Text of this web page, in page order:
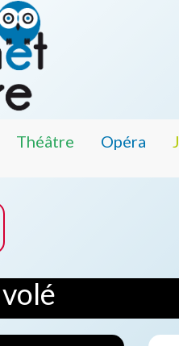
Théâtre Opéra